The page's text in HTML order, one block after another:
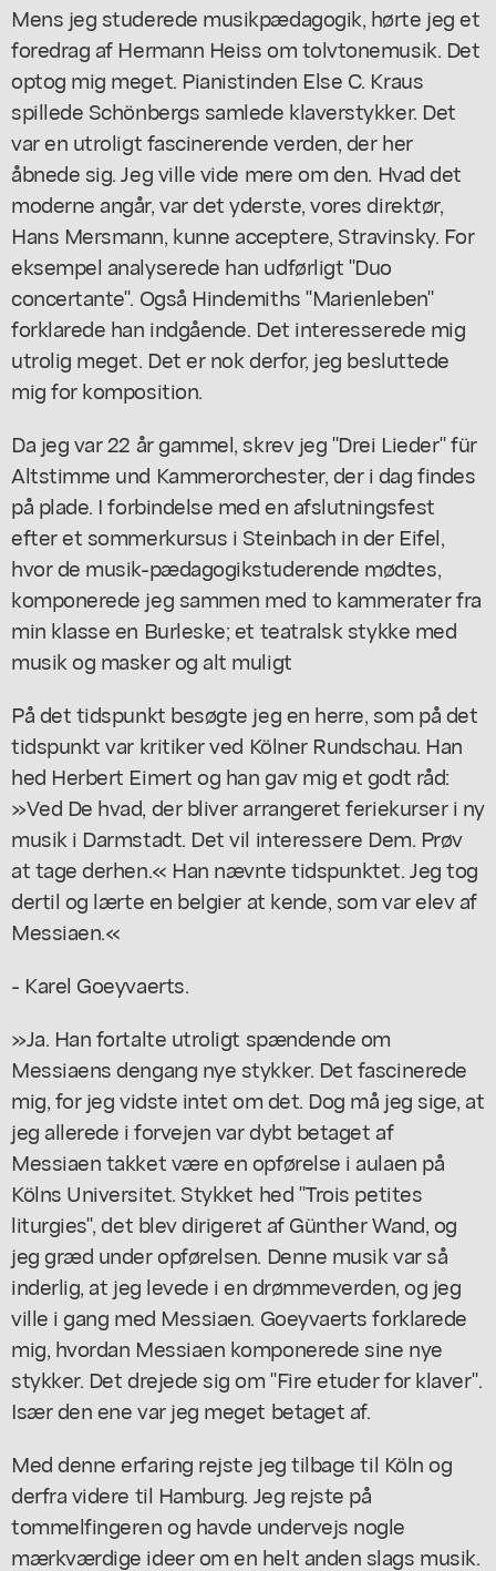
Mens jeg studerede musikpædagogik, hørte jeg et
foredrag af Hermann Heiss om tolvtonemusik. Det
optog mig meget. Pianistinden Else C. Kraus
spillede Schönbergs samlede klaverstykker. Det
var en utroligt fascinerende verden, der her
åbnede sig. Jeg ville vide mere om den. Hvad det
moderne angår, var det yderste, vores direktør,
Hans Mersmann, kunne acceptere, Stravinsky. For
eksempel analyserede han udførligt "Duo
concertante". Også Hindemiths "Marienleben"
forklarede han indgående. Det interesserede mig
utrolig meget. Det er nok derfor, jeg besluttede
mig for komposition.
Da jeg var 22 år gammel, skrev jeg "Drei Lieder" für
Altstimme und Kammerorchester, der i dag findes
på plade. I forbindelse med en afslutningsfest
efter et sommerkursus i Steinbach in der Eifel,
hvor de musik-pædagogikstuderende mødtes,
komponerede jeg sammen med to kammerater fra
min klasse en Burleske; et teatralsk stykke med
musik og masker og alt muligt
På det tidspunkt besøgte jeg en herre, som på det
tidspunkt var kritiker ved Kölner Rundschau. Han
hed Herbert Eimert og han gav mig et godt råd:
»Ved De hvad, der bliver arrangeret feriekurser i ny
musik i Darmstadt. Det vil interessere Dem. Prøv
at tage derhen.« Han nævnte tidspunktet. Jeg tog
dertil og lærte en belgier at kende, som var elev af
Messiaen.«
- Karel Goeyvaerts.
»Ja. Han fortalte utroligt spændende om
Messiaens dengang nye stykker. Det fascinerede
mig, for jeg vidste intet om det. Dog må jeg sige, at
jeg allerede i forvejen var dybt betaget af
Messiaen takket være en opførelse i aulaen på
Kölns Universitet. Stykket hed "Trois petites
liturgies", det blev dirigeret af Günther Wand, og
jeg græd under opførelsen. Denne musik var så
inderlig, at jeg levede i en drømmeverden, og jeg
ville i gang med Messiaen. Goeyvaerts forklarede
mig, hvordan Messiaen komponerede sine nye
stykker. Det drejede sig om "Fire etuder for klaver".
Især den ene var jeg meget betaget af.
Med denne erfaring rejste jeg tilbage til Köln og
derfra videre til Hamburg. Jeg rejste på
tommelfingeren og havde undervejs nogle
mærkværdige ideer om en helt anden slags musik.